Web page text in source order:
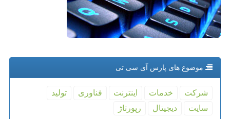
موضوع های پارس آی سی تی
شركت خدمات اینترنت فناوری
تولید
سایت
دیجیتال رپورتاژ